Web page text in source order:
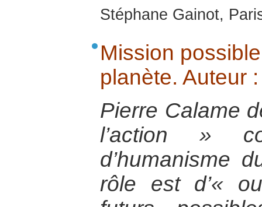
Stéphane Gainot,
Mission
planète. Auteur
Pierre Calame
l’action »
d’humanisme
rôle est d’«